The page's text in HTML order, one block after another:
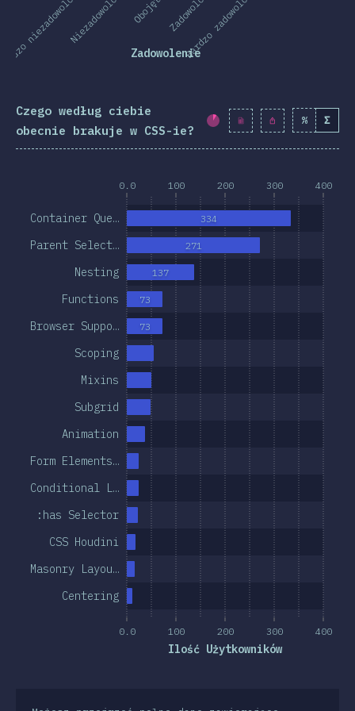
niezadowolonyNiezadowolony Bardzo zadowolony
Zadowolenie
Czego według ciebie
obecnie brakuje w CSS-ie?
Procent ukończenia:
% Σ
0.0 100 200 300 400
0.0 100 200 300 400
Ilość Użytkowników
Centering
Masonry Layou…
CSS Houdini
:has Selector
Conditional L…
Form Elements…
Animation
Subgrid
Mixins
Scoping
Browser Suppo…
Functions
Nesting
Parent Select…
Container Que…
73
73
137
271
334